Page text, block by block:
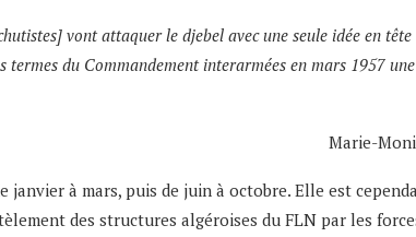
vont attaquer le djebel avec une seule idée en
du Commandement interarmées en mars 1957
Marie-
janvier à mars, puis de juin à octobre. Elle est
des structures algéroises du FLN par les